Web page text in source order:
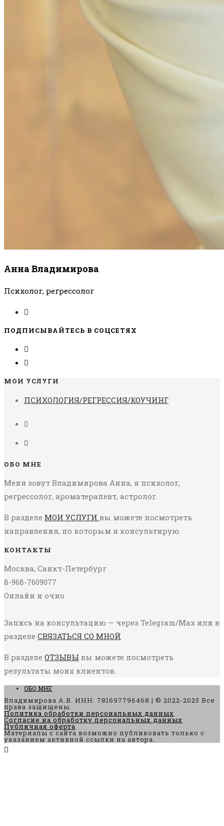
Анна Владимирова
Психолог, регрессолог
ПОДПИСЫВАЙТЕСЬ В СОЦСЕТЯХ
МОИ УСЛУГИ
ПСИХОЛОГИЯ/РЕГРЕССИЯ/КОУЧИНГ
ОБО МНЕ
Меня зовут Владимирова Анна, я психолог,
регрессолог, ароматерапевт, астролог.
В разделе МОИ УСЛУГИ вы можете посмотреть
направления, по которым я консультирую.
КОНТАКТЫ
Москва, Санкт-Петербург
8-968-7609077
Онлайн и очно
Запись на консультацию — через Telegram/Max или в
разделе СВЯЗАТЬСЯ СО МНОЙ
В разделе ОТЗЫВЫ вы можете посмотреть
результаты моих клиентов.
ОБО МНЕ
Владимирова А.В. ИНН: 781697796468 | © 2022-2025 Все
права защищены.
Политика обработки персональных данных
Согласие на обработку персональных данных
Публичная оферта
Материалы с сайта возможно публиковать только с
указанием активной ссылки на автора.